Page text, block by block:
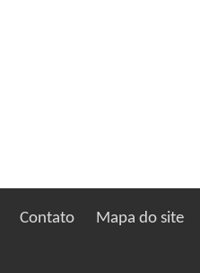
Contato Mapa do site